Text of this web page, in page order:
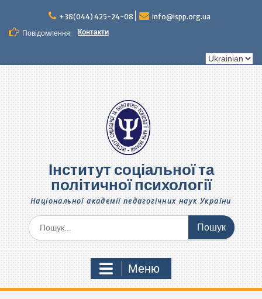
+38(044) 425-24-08
info@ispp.org.ua
Повідомлення:
Контакти
Інститут соціальної та
політичної психології
Національної академії педагогічних наук України
Меню